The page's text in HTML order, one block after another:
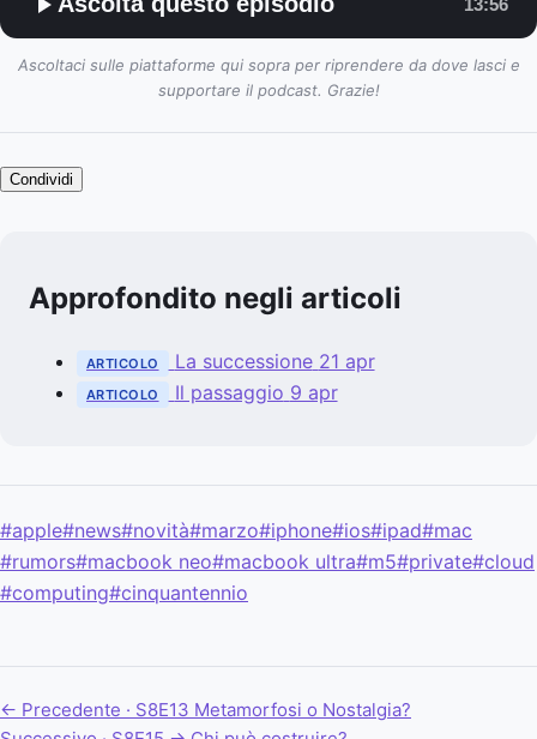
13:56
Ascoltaci sulle piattaforme qui sopra per riprendere da dove lasci e
supportare il podcast. Grazie!
Condividi
Approfondito negli articoli
ARTICOLO La successione 21 apr
ARTICOLO Il passaggio 9 apr
#apple#news#novità#marzo#iphone#ios#ipad#mac
#rumors#macbook neo#macbook ultra#m5#private#cloud
#computing#cinquantennio
← Precedente · S8E13 Metamorfosi o Nostalgia?